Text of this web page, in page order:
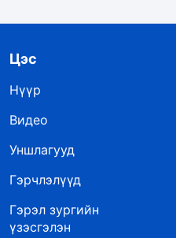
Цэс
Нүүр
Видео
Уншлагууд
Гэрчлэлүүд
Гэрэл зургийн
үзэсгэлэн